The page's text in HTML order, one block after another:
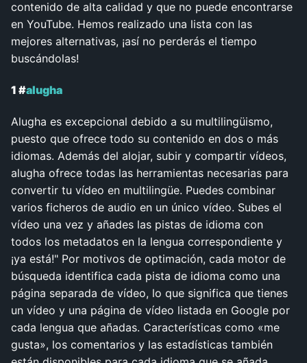
contenido de alta calidad y que no puede encontrarse
en YouTube. Hemos realizado una lista con las
mejores alternativas, ¡así no perderás el tiempo
buscándolas!
1 #alugha
Alugha es excepcional debido a su multilingüismo,
puesto que ofrece todo su contenido en dos o más
idiomas. Además del alojar, subir y compartir vídeos,
alugha ofrece todas las herramientas necesarias para
convertir tu vídeo en multilingüe. Puedes combinar
varios ficheros de audio en un único vídeo. Subes el
vídeo una vez y añades las pistas de idioma con
todos los metadatos en la lengua correspondiente y
¡ya está!" Por motivos de optimación, cada motor de
búsqueda identifica cada pista de idioma como una
página separada de vídeo, lo que significa que tienes
un vídeo y una página de vídeo listada en Google por
cada lengua que añadas. Características como «me
gusta», los comentarios y las estadísticas también